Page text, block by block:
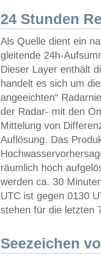
24 Stunden
Als Quelle dient ein
gleitende 24h-
Dieser Layer enthält
handelt es sich um
angeeichten“
der Radar- mit den
Mittelung von
Auflösung. Das
räumlich hoch
werden ca. 30
UTC ist gegen 0130
stehen für die letzten
Seezeichen